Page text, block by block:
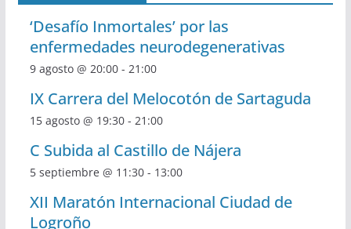
‘Desafío Inmortales’ por las
enfermedades neurodegenerativas
9 agosto @ 20:00- 21:00
IX Carrera del Melocotón de Sartaguda
15 agosto @ 19:30- 21:00
C Subida al Castillo de Nájera
5 septiembre @ 11:30- 13:00
XII Maratón Internacional Ciudad de
Logroño